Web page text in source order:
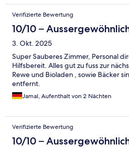
Verifizierte Bewertung
10/10 –
3. Okt. 2025
Super Sauberes Zimmer, Personal
Hilfsbereit. Alles gut zu fuss zur
Rewe und Bioladen , sowie Bäcker
entfernt.
Jamal, Aufenthalt von 2 Nächten
Verifizierte Bewertung
10/10 –